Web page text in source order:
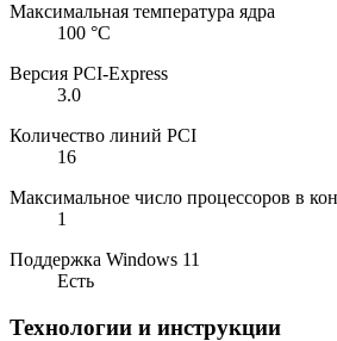
Максимальная температура ядра
100 °C
Версия PCI-Express
3.0
Количество линий PCI
16
Максимальное число процессоров в
1
Поддержка Windows 11
Есть
Технологии и инструкции